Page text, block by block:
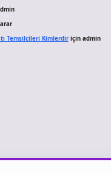
Temsilcileri Kimlerdiriçin admin